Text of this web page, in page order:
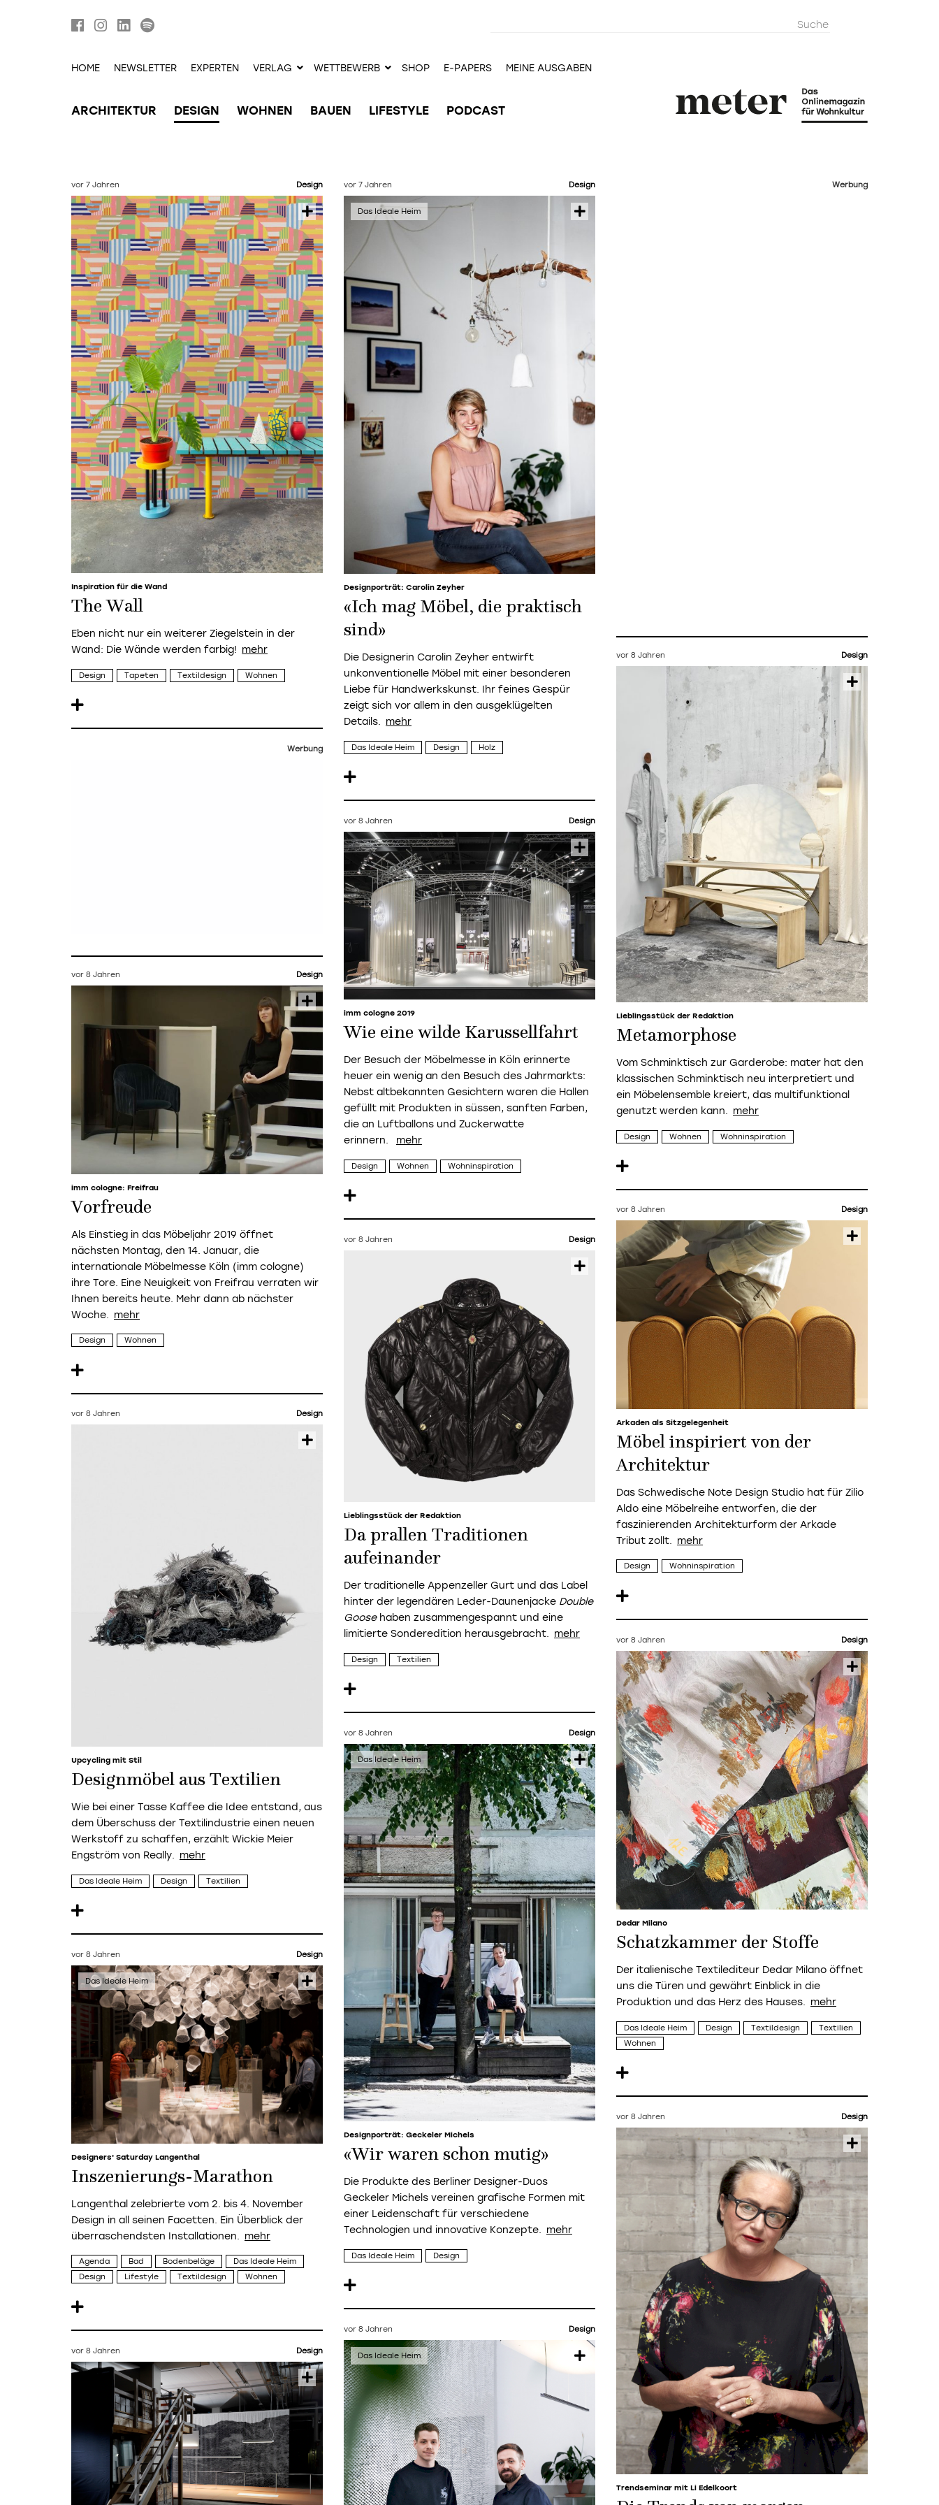
HOME NEWSLETTER EXPERTEN VERLAG WETTBEWERB SHOP E-PAPERS MEINE AUSGABEN
ARCHITEKTUR DESIGN WOHNEN BAUEN LIFESTYLE PODCAST
vor 7 Jahren Design
Inspiration für die Wand
The Wall
Eben nicht nur ein weiterer Ziegelstein in der
Wand: Die Wände werden farbig!
Design Tapeten Textildesign Wohnen
vor 7 Jahren Design
Designporträt: Carolin Zeyher
«Ich mag Möbel, die praktisch
sind»
Die Designerin Carolin Zeyher entwirft
unkonventionelle Möbel mit einer besonderen
Liebe für Handwerkskunst. Ihr feines Gespür
zeigt sich vor allem in den ausgeklügelten
Details.
Das Ideale Heim Design Holz
Werbung
vor 8 Jahren Design
Lieblingsstück der Redaktion
Metamorphose
Vom Schminktisch zur Garderobe: mater hat den
klassischen Schminktisch neu interpretiert und
ein Möbelensemble kreiert, das multifunktional
genutzt werden kann.
Design Wohnen Wohninspiration
Werbung
vor 8 Jahren Design
imm cologne 2019
Wie eine wilde Karussellfahrt
Der Besuch der Möbelmesse in Köln erinnerte
heuer ein wenig an den Besuch des Jahrmarkts:
Nebst altbekannten Gesichtern waren die Hallen
gefüllt mit Produkten in süssen, sanften Farben,
die an Luftballons und Zuckerwatte
erinnern.
Design Wohnen Wohninspiration
vor 8 Jahren Design
imm cologne: Freifrau
Vorfreude
Als Einstieg in das Möbeljahr 2019 öffnet
nächsten Montag, den 14. Januar, die
internationale Möbelmesse Köln (imm cologne)
ihre Tore. Eine Neuigkeit von Freifrau verraten wir
Ihnen bereits heute. Mehr dann ab nächster
Woche.
Design Wohnen
vor 8 Jahren Design
Arkaden als Sitzgelegenheit
Möbel inspiriert von der
Architektur
Das Schwedische Note Design Studio hat für Zilio
Aldo eine Möbelreihe entworfen, die der
faszinierenden Architekturform der Arkade
Tribut zollt.
Design Wohninspiration
vor 8 Jahren Design
Lieblingsstück der Redaktion
Da prallen Traditionen
aufeinander
Der traditionelle Appenzeller Gurt und das Label
hinter der legendären Leder-Daunenjacke Double
Goosehaben zusammengespannt und eine
limitierte Sonderedition herausgebracht.
Design Textilien
vor 8 Jahren Design
Upcycling mit Stil
Designmöbel aus Textilien
Wie bei einer Tasse Kaffee die Idee entstand, aus
dem Überschuss der Textilindustrie einen neuen
Werkstoff zu schaffen, erzählt Wickie Meier
Engström von Really.
Das Ideale Heim Design Textilien
vor 8 Jahren Design
Dedar Milano
Schatzkammer der Stoffe
Der italienische Textilediteur Dedar Milano öffnet
uns die Türen und gewährt Einblick in die
Produktion und das Herz des Hauses.
Das Ideale Heim Design Textildesign
Textilien
Wohnen
vor 8 Jahren Design
Designporträt: Geckeler Michels
«Wir waren schon mutig»
Die Produkte des Berliner Designer-Duos
Geckeler Michels vereinen grafische Formen mit
einer Leidenschaft für verschiedene
Technologien und innovative Konzepte.
Das Ideale Heim Design
vor 8 Jahren Design
Designers' Saturday Langenthal
Inszenierungs-Marathon
Langenthal zelebrierte vom 2. bis 4. November
Design in all seinen Facetten. Ein Überblick der
überraschendsten Installationen.
Agenda Bad Bodenbeläge
Das Ideale Heim
Design
Lifestyle Textildesign Wohnen
vor 8 Jahren Design
Trendseminar mit Li Edelkoort
vor 8 Jahren Design
vor 8 Jahren Design